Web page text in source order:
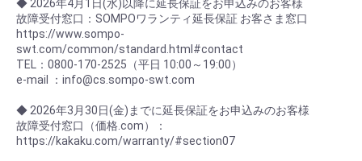
◆ 2026年4月1日(水)以降に延長保証をお申込みのお客様
故障受付窓口：SOMPOワランティ延長保証 お客さま窓口
https://www.sompo-
swt.com/common/standard.html#contact
TEL：0800-170-2525（平日 10:00～19:00）
e-mail ：info@cs.sompo-swt.com
◆ 2026年3月30日(金)までに延長保証をお申込みのお客様
故障受付窓口（価格.com）：
https://kakaku.com/warranty/#section07